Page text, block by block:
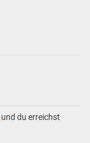
und du erreichst